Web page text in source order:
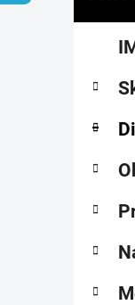
č
kategórie